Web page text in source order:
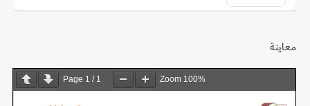
معاينة
Page 1 / 1 Zoom 100%